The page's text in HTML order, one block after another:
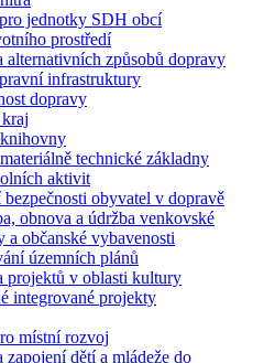
jednotky SDH obcí
prostředí
alternativních způsobů dopravy
infrastruktury
dopravy
technické základny
aktivit
bezpečnosti obyvatel v dopravě
obnova a údržba venkovské
a občanské vybavenosti
územních plánů
projektů v oblasti kultury
integrované projekty
místní rozvoj
zapojení dětí a mládeže do